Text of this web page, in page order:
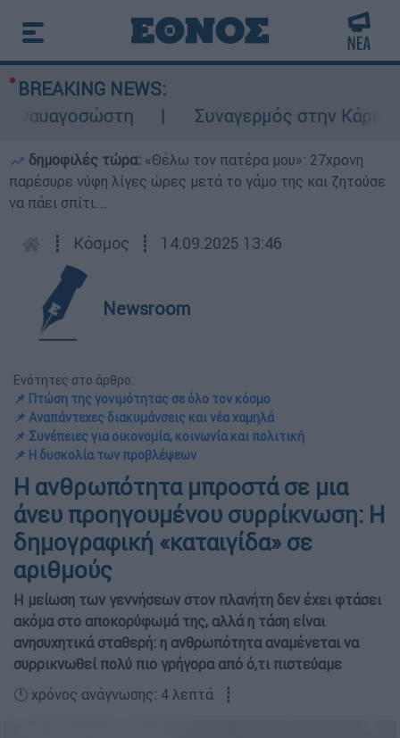
BREAKING NEWS:
Συναγερμός στην Κάρπαθο:
δημοφιλές τώρα: «Θέλω τον πατέρα μου»: 27χρονη
παρέσυρε νύφη λίγες ώρες μετά το γάμο της και ζητούσε
να πάει σπίτι...
┋ Κόσμος ┋ 14.09.2025 13:46
Newsroom
Ενότητες στο άρθρο:
📌 Πτώση της γονιμότητας σε όλο τον κόσμο
📌 Αναπάντεχες διακυμάνσεις και νέα χαμηλά
📌 Συνέπειες για οικονομία, κοινωνία και πολιτική
📌 Η δυσκολία των προβλέψεων
Η ανθρωπότητα μπροστά σε μια
άνευ προηγουμένου συρρίκνωση: Η
δημογραφική «καταιγίδα» σε
αριθμούς
Η μείωση των γεννήσεων στον πλανήτη δεν έχει φτάσει
ακόμα στο αποκορύφωμά της, αλλά η τάση είναι
ανησυχητικά σταθερή: η ανθρωπότητα αναμένεται να
συρρικνωθεί πολύ πιο γρήγορα από ό,τι πιστεύαμε
🕛 χρόνος ανάγνωσης: 4 λεπτά ┋